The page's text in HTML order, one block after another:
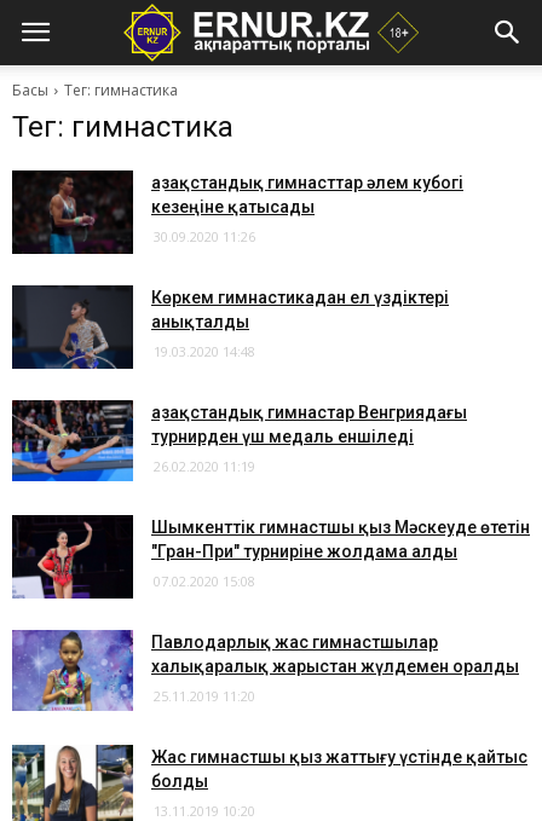
Басы Тег: гимнастика
Тег: гимнастика
Қазақстандық гимнасттар әлем кубогі
кезеңіне қатысады
30.09.2020 11:26
Көркем гимнастикадан ел үздіктері
анықталды
19.03.2020 14:48
Қазақстандық гимнастар Венгриядағы
турнирден үш медаль еншіледі
26.02.2020 11:19
Шымкенттік гимнастшы қыз Мәскеуде өтетін
"Гран-При" турниріне жолдама алды
07.02.2020 15:08
Павлодарлық жас гимнастшылар
халықаралық жарыстан жүлдемен оралды
25.11.2019 11:20
Жас гимнастшы қыз жаттығу үстінде қайтыс
болды
13.11.2019 10:20